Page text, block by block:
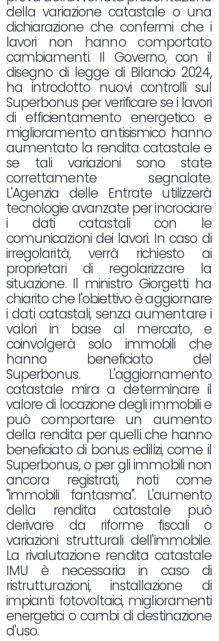
della variazione catastale o una
dichiarazione che confermi che i
lavori non hanno comportato
cambiamenti. Il Governo, con il
disegno di legge di Bilancio 2024,
ha introdotto nuovi controlli sul
Superbonus per verificare se i lavori
di efficientamento energetico e
miglioramento antisismico hanno
aumentato la rendita catastale e
se tali variazioni sono state
correttamente segnalate.
L'Agenzia delle Entrate utilizzerà
tecnologie avanzate per incrociare
i dati catastali con le
comunicazioni dei lavori. In caso di
irregolarità, verrà richiesto ai
proprietari di regolarizzare la
situazione. Il ministro Giorgetti ha
chiarito che l'obiettivo è aggiornare
i dati catastali, senza aumentare i
valori in base al mercato, e
coinvolgerà solo immobili che
hanno beneficiato del
Superbonus. L'aggiornamento
catastale mira a determinare il
valore di locazione degli immobili e
può comportare un aumento
della rendita per quelli che hanno
beneficiato di bonus edilizi, come il
Superbonus, o per gli immobili non
ancora registrati, noti come
"immobili fantasma". L'aumento
della rendita catastale può
derivare da riforme fiscali o
variazioni strutturali dell'immobile.
La rivalutazione rendita catastale
IMU è necessaria in caso di
ristrutturazioni, installazione di
impianti fotovoltaici, miglioramenti
energetici o cambi di destinazione
d'uso.